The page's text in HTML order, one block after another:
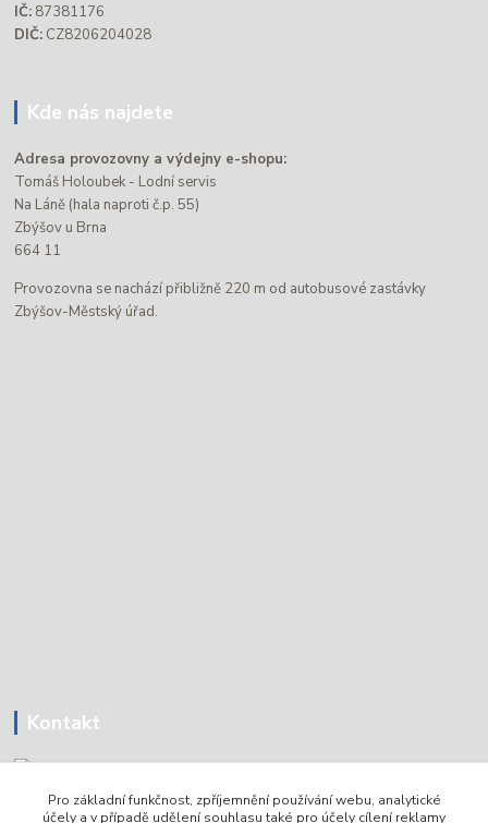
IČ: 87381176
DIČ: CZ8206204028
Kde nás najdete
Adresa provozovny a výdejny e-shopu:
Tomáš Holoubek - Lodní servis
Na Láně (hala naproti č.p. 55)
Zbýšov u Brna
664 11
Provozovna se nachází přibližně 220 m od autobusové zastávky
Zbýšov-Městský úřad.
Kontakt
Tomáš Holoubek
Pro základní funkčnost, zpříjemnění používání webu, analytické
účely a v případě udělení souhlasu také pro účely cílení reklamy